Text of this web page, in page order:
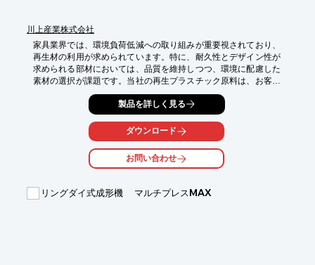
川上産業株式会社
家具業界では、環境負荷低減への取り組みが重要視されており、
再生材の利用が求められています。特に、耐久性とデザイン性が
求められる部材においては、品質を維持しつつ、環境に配慮した
素材の選択が課題です。当社の再生プラスチック原料は、お客様
のニーズに合わせて樹脂の種類、月間使用量、MFR、荷姿、用途
などを考慮し、最適な原料をご提案します。
【活用シーン】
・家具のフレーム
【導入の効果】
製品を詳しく見る
ダウンロード
お問い合わせ
リングダイ式成形機 マルチプレスMAX